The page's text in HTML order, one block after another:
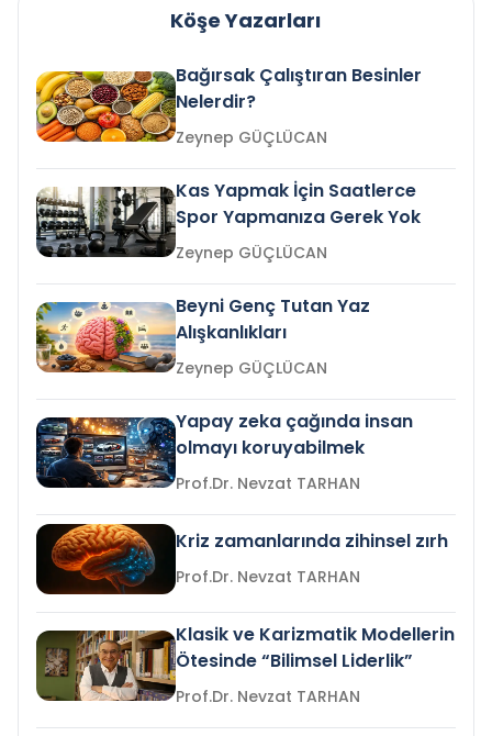
Köşe Yazarları
Bağırsak Çalıştıran Besinler
Nelerdir?
Zeynep GÜÇLÜCAN
Kas Yapmak İçin Saatlerce
Spor Yapmanıza Gerek Yok
Zeynep GÜÇLÜCAN
Beyni Genç Tutan Yaz
Alışkanlıkları
Zeynep GÜÇLÜCAN
Yapay zeka çağında insan
olmayı koruyabilmek
Prof.Dr. Nevzat TARHAN
Kriz zamanlarında zihinsel zırh
Prof.Dr. Nevzat TARHAN
Klasik ve Karizmatik Modellerin
Ötesinde “Bilimsel Liderlik”
Prof.Dr. Nevzat TARHAN